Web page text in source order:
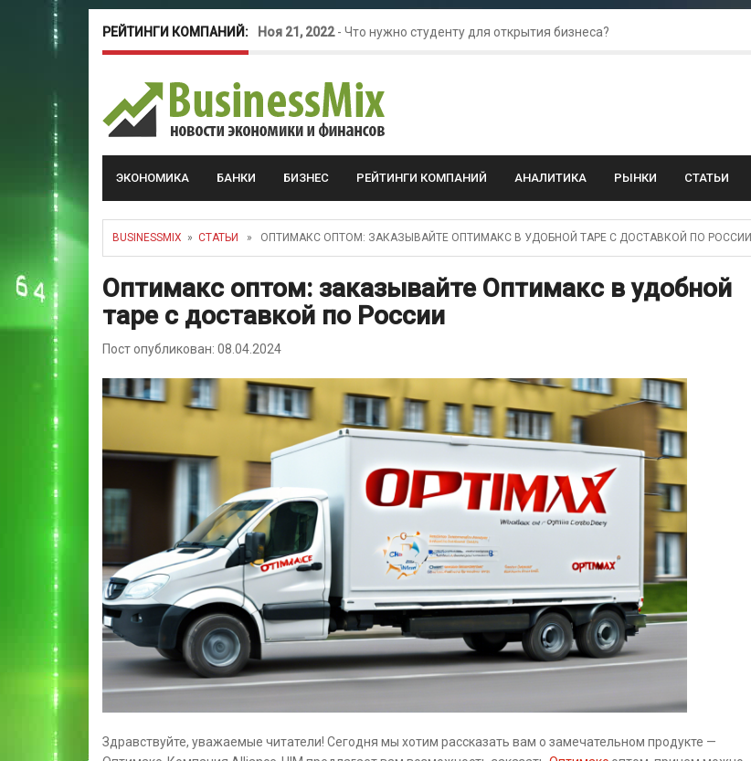
РЕЙТИНГИ КОМПАНИЙ: Ноя 21, 2022- Что нужно студенту для открытия бизнеса?
Май 16, 2022-Курсовые колебания: как защитить свой бизнес?
ЭКОНОМИКА БАНКИ БИЗНЕС РЕЙТИНГИ КОМПАНИЙ АНАЛИТИКА РЫНКИ СТАТЬИ
BUSINESSMIX » СТАТЬИ » ОПТИМАКС ОПТОМ: ЗАКАЗЫВАЙТЕ ОПТИМАКС В УДОБНОЙ ТАРЕ С ДОСТАВКОЙ ПО РОССИИ
Оптимакс оптом: заказывайте Оптимакс в удобной
таре с доставкой по России
Пост опубликован: 08.04.2024
Здравствуйте, уважаемые читатели! Сегодня мы хотим рассказать вам о замечательном продукте —